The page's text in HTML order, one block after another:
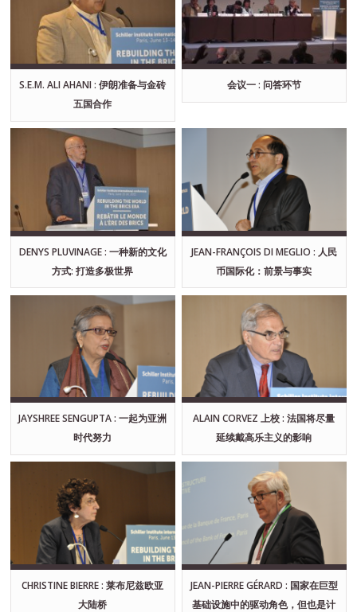
S.E.M. ALI AHANI : 伊朗准备与金砖
五国合作
会议一 : 问答环节
DENYS PLUVINAGE : 一种新的文化
方式: 打造多极世界
JEAN-FRANÇOIS DI MEGLIO : 人民
币国际化：前景与事实
JAYSHREE SENGUPTA : 一起为亚洲
时代努力
ALAIN CORVEZ 上校 : 法国将尽量
延续戴高乐主义的影响
CHRISTINE BIERRE : 莱布尼兹欧亚
大陆桥
JEAN-PIERRE GÉRARD : 国家在巨型
基础设施中的驱动角色，但也是计